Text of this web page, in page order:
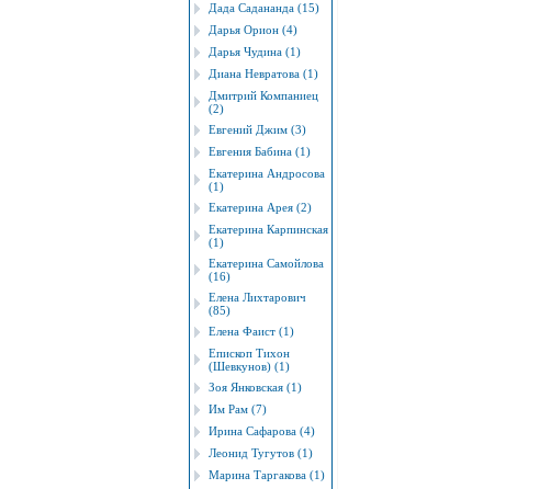
Дада Садананда (15)
Дарья Орион (4)
Дарья Чудина (1)
Диана Невратова (1)
Дмитрий Компаниец
(2)
Евгений Джим (3)
Евгения Бабина (1)
Екатерина Андросова
(1)
Екатерина Арея (2)
Екатерина Карпинская
(1)
Екатерина Самойлова
(16)
Елена Лихтарович
(85)
Елена Фаист (1)
Епископ Тихон
(Шевкунов) (1)
Зоя Янковская (1)
Им Рам (7)
Ирина Сафарова (4)
Леонид Тугутов (1)
Марина Таргакова (1)